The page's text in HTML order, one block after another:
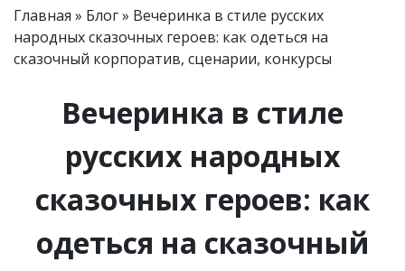
Главная » Блог» Вечеринка в стиле русских
народных сказочных героев: как одеться на
сказочный корпоратив, сценарии, конкурсы
Вечеринка в стиле
русских народных
сказочных героев: как
одеться на сказочный